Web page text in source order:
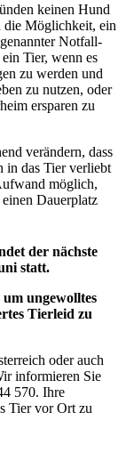
keinen Hund
die Möglichkeit, ein
Notfall-
Tier, wenn es
zu werden und
zu nutzen, oder
ersparen zu
verändern, dass
in das Tier verliebt
möglich,
Dauerplatz
der nächste
statt.
ungewolltes
Tierleid zu
oder auch
informieren Sie
570. Ihre
Tier vor Ort zu